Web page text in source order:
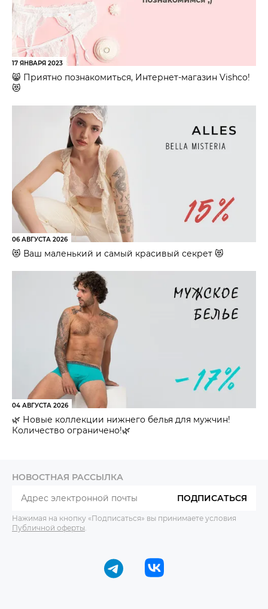
17 ЯНВАРЯ 2023
😸 Приятно познакомиться, Интернет-магазин Vishco!
😻
06 АВГУСТА 2026
😻 Ваш маленький и самый красивый секрет 😻
04 АВГУСТА 2026
🌿 Новые коллекции нижнего белья для мужчин!
Количество ограничено!🌿
НОВОСТНАЯ РАССЫЛКА
ПОДПИСАТЬСЯ
Нажимая на кнопку «Подписаться» вы принимаете условия
Публичной оферты